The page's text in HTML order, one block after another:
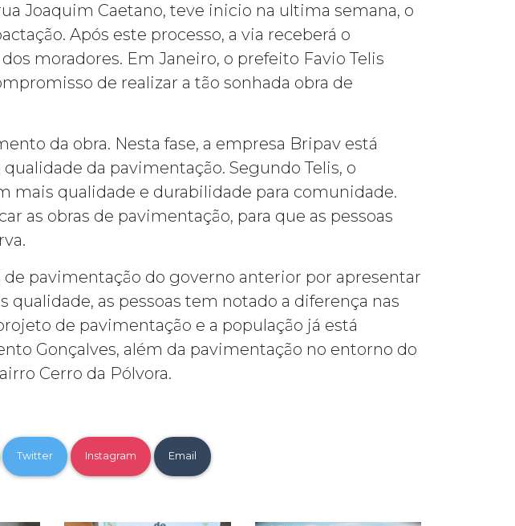
Joaquim Caetano, teve inicio na ultima semana, o
Após este processo, a via receberá o
moradores. Em Janeiro, o prefeito Favio Telis
de realizar a tão sonhada obra de
da obra. Nesta fase, a empresa Bripav está
da pavimentação. Segundo Telis, o
mais qualidade e durabilidade para comunidade.
as obras de pavimentação, para que as pessoas
de pavimentação do governo anterior por apresentar
as pessoas tem notado a diferença nas
de pavimentação e a população já está
Gonçalves, além da pavimentação no entorno do
Cerro da Pólvora.
Twitter Instagram Email